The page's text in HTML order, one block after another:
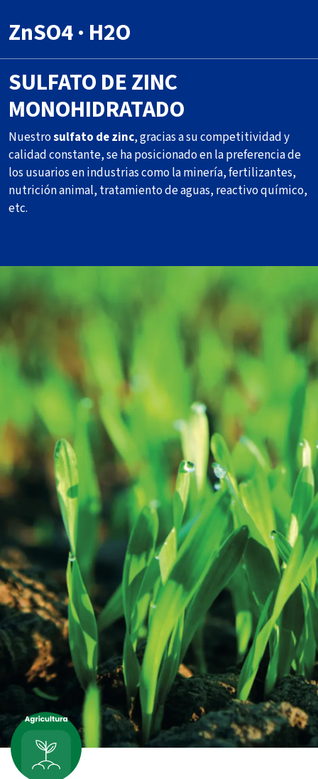
ZnSO4 · H2O
SULFATO DE ZINC
MONOHIDRATADO
Nuestrosulfato de zinc, gracias a su competitividad y
calidad constante, se ha posicionado en la preferencia de
los usuarios en industrias como la minería, fertilizantes,
nutrición animal, tratamiento de aguas, reactivo químico,
etc.